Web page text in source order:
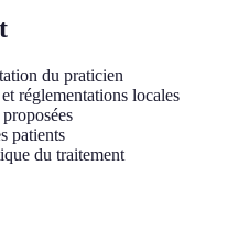
du praticien
réglementations locales
patients
du traitement